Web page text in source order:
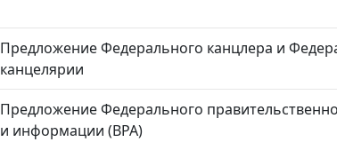
Предложение Федерального канцлера и
канцелярии
Предложение Федерального
и информации (BPA)